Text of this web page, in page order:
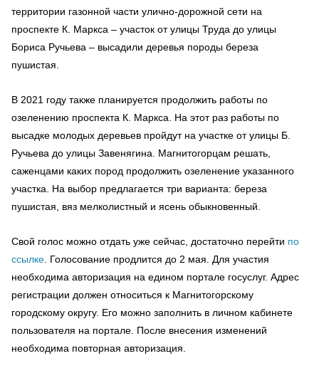
территории газонной части улично-дорожной сети на
проспекте К. Маркса – участок от улицы Труда до улицы
Бориса Ручьева – высадили деревья породы береза
пушистая.
В 2021 году также планируется продолжить работы по
озеленению проспекта К. Маркса. На этот раз работы по
высадке молодых деревьев пройдут на участке от улицы Б.
Ручьева до улицы Завенягина. Магнитогорцам решать,
саженцами каких пород продолжить озеленение указанного
участка. На выбор предлагается три варианта: береза
пушистая, вяз мелколистный и ясень обыкновенный.
Свой голос можно отдать уже сейчас, достаточно перейти по
ссылке . Голосование продлится до 2 мая. Для участия
необходима авторизация на едином портале госуслуг. Адрес
регистрации должен относиться к Магнитогорскому
городскому округу. Его можно заполнить в личном кабинете
пользователя на портале. После внесения изменений
необходима повторная авторизация.